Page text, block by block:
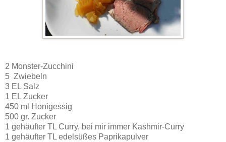
2 Monster-Zucchini
5 Zwiebeln
3 EL Salz
1 EL Zucker
450 ml Honigessig
500 gr. Zucker
1 gehäufter TL Curry, bei mir immer Kashmir-Curry
1 gehäufter TL edelsüßes Paprikapulver